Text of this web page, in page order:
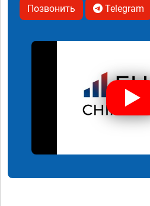
Позвонить Telegram